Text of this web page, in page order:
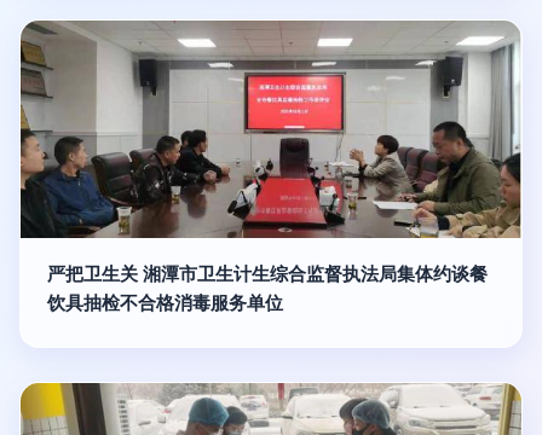
严把卫生关 湘潭市卫生计生综合监督执法局集体约谈餐
饮具抽检不合格消毒服务单位